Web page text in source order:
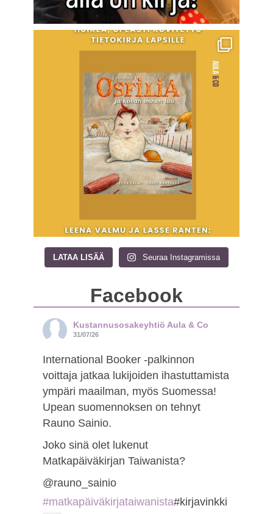
LATAA LISÄÄ Seuraa Instagramissa
Facebook
Kustannusosakeyhtiö Aula & Co
31/07/26
International Booker -palkinnon
voittaja jatkaa lukijoiden ihastuttamista
ympäri maailman, myös Suomessa!
Upean suomennoksen on tehnyt
Rauno Sainio.
Joko sinä olet lukenut
Matkapäiväkirjan Taiwanista?
@rauno_sainio
#matkapäiväkirjataiwanista#kirjavinkki